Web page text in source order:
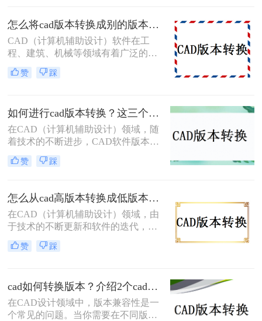
版本的软件中打开和编辑。那么如何
转换CAD版本呢？本文将详细介绍三
种CAD版本转换的方法，帮助您轻松
完成版本转换。
怎么将cad版本转换成别的版本？分享3个简单转换方法！
CAD（计算机辅助设计）软件在工
程、建筑、机械等领域有着广泛的应
用。然而，由于不同版本的CAD软件
之间存在兼容性问题，因此，将CAD
细介绍怎么将cad版本转换成别的版
本。
赞 踩
如何进行cad版本转换？这三个方法了解一下！
在CAD（计算机辅助设计）领域，随
着技术的不断进步，CAD软件版本不
断更新，这导致了不同版本之间的兼
容性问题。为了确保设计数据的准确
本，提高工作效率，CAD版本转换成
为了一个必要的步骤。本文将详细介
绍如何进行cad版本转换的方法，并提
供一些实用的技巧。
赞 踩
怎么从cad高版本转换成低版本？教你四个小妙招轻松搞定！
在CAD（计算机辅助设计）领域，由
于技术的不断更新和软件的迭代，我
们常常会遇到CAD文件版本不兼容的
问题。特别是在项目合作、文件传输
本，导致无法直接打开高版本的CAD
文件。此时，将CAD高版本转换成低
版本就显得尤为重要。那么怎么从
赞 踩
cad如何转换版本？介绍2个cad版本转换方法！
在CAD设计领域中，版本兼容性是一
个常见的问题。当你需要在不同版本